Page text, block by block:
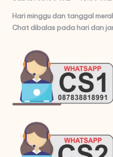
Hari minggu dan tanggal
Chat dibalas pada hari dan